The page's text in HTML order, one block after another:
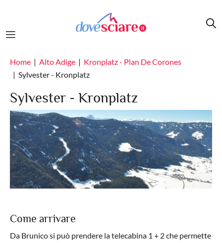
Home Alto Adige
Kronplatz - Plan De Corones
Sylvester - Kronplatz
Sylvester - Kronplatz
Come arrivare
Da Brunico si può prendere la telecabina 1 + 2 che permette